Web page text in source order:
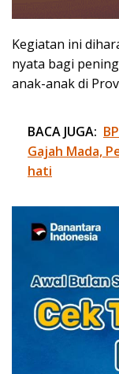
Kegiatan ini
nyata bagi
anak-anak di
BACA JUGA:
Gajah Mada,
hati